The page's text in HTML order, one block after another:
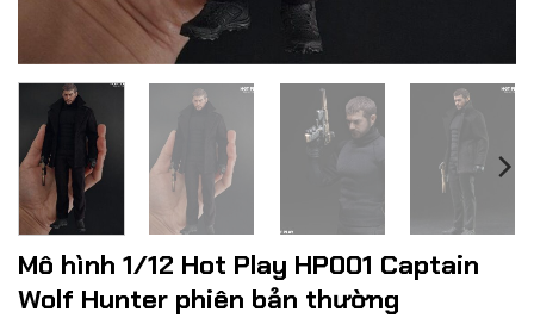
Mô hình 1/12 Hot Play HP001 Captain
Wolf Hunter phiên bản thường